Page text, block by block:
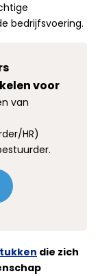
bedrijfsvoering.
voor
van
HR)
die zich